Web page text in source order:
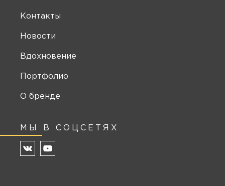
Контакты
Новости
Вдохновение
Портфолио
О бренде
МЫ В СОЦСЕТЯХ